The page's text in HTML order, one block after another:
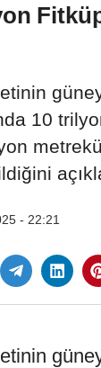
10
- 22:21